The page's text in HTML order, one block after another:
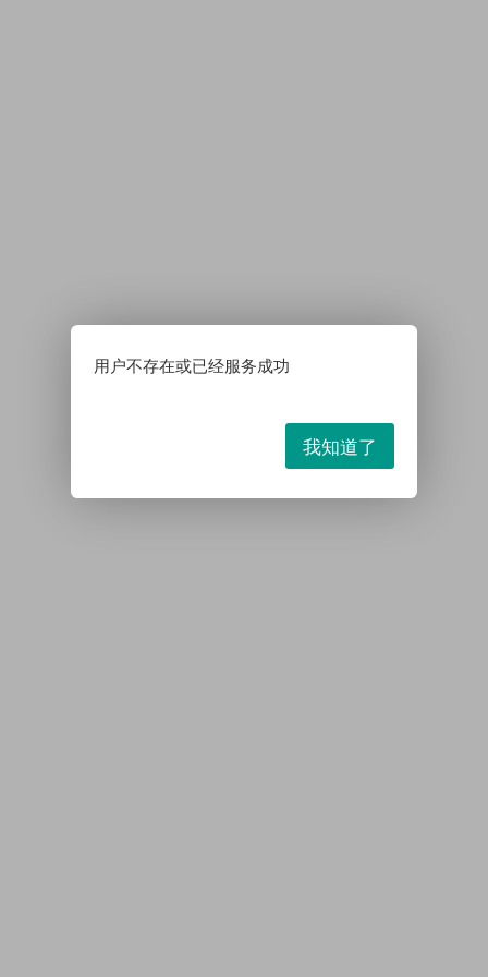
用户不存在或已经服务成功
我知道了